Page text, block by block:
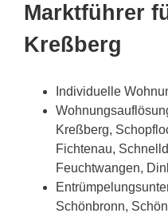
Marktführer
Kreßberg
Individuelle
Kreßberg,
Fichtenau,
Feuchtwangen,
Schönbronn,